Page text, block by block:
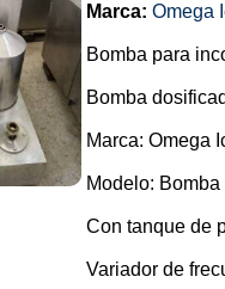
Marca: Omega
Bomba para
Bomba
Marca: Omega
Modelo:
Con tanque de
Variador de